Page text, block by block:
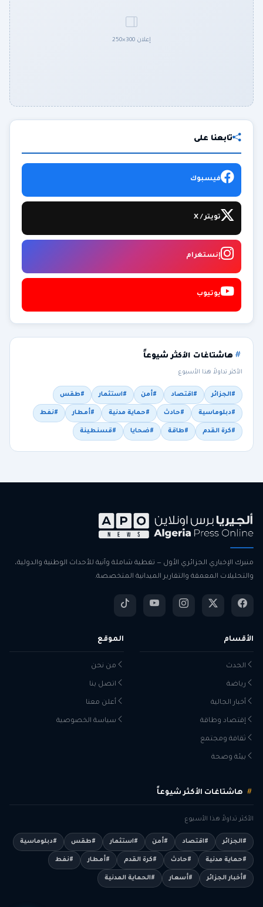
إعلان 300×250
تابعنا على
فيسبوك
تويتر / X
إنستغرام
يوتيوب
هاشتاغات الأكثر شيوعاً
الأكثر تداولاً هذا الأسبوع
#الجزائر #اقتصاد #أمن #استثمار #طقس
#دبلوماسية #حادث #حماية مدنية #أمطار #نفط
#كرة القدم #طاقة #ضحايا #قسنطينة
منبرك الإخباري الجزائري الأول — تغطية شاملة وآنية للأحداث الوطنية والدولية،
والتحليلات المعمقة والتقارير الميدانية المتخصصة.
الأقسام
الحدث
رياضة
أخبار الجالية
إقتصاد وطاقة
ثقافة ومجتمع
بيئة وصحة
الموقع
من نحن
اتصل بنا
أعلن معنا
سياسة الخصوصية
هاشتاغات الأكثر شيوعاً
الأكثر تداولاً هذا الأسبوع
#الجزائر #اقتصاد #أمن #استثمار #طقس #دبلوماسية
#حماية مدنية #حادث #كرة القدم #أمطار #نفط
#أخبار الجزائر #أسعار #الحماية المدنية